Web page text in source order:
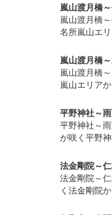
嵐山渡月橋
嵐山渡月橋
名所嵐山エ
嵐山渡月橋
嵐山渡月橋
嵐山エリア
平野神社～
平野神社～
が咲く平野
法金剛院～
法金剛院～
く法金剛院